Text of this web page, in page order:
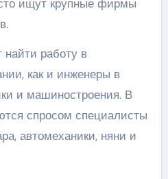
ищут крупные фирмы
работу в
как и инженеры в
и машиностроения. В
спросом специалисты
автомеханики, няни и